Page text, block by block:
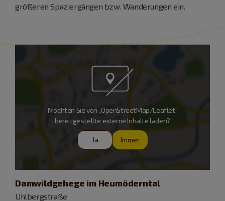
größeren Spaziergängen bzw. Wanderungen ein.
Möchten Sie von „OpenStreetMap/Leaflet“
bereitgestellte externe Inhalte laden?
Ja Immer
Damwildgehege im Heumöderntal
Uhlbergstraße